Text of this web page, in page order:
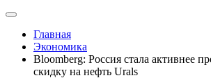
Главная
Экономика
Bloomberg: Россия стала активнее
скидку на нефть Urals